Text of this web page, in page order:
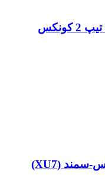
رینگ و بوش پیستون تخت پژو 206 تیپ 2 کونکس
بوش پیستون1800 پژو 405-پژو پارس-سمند (XU7)